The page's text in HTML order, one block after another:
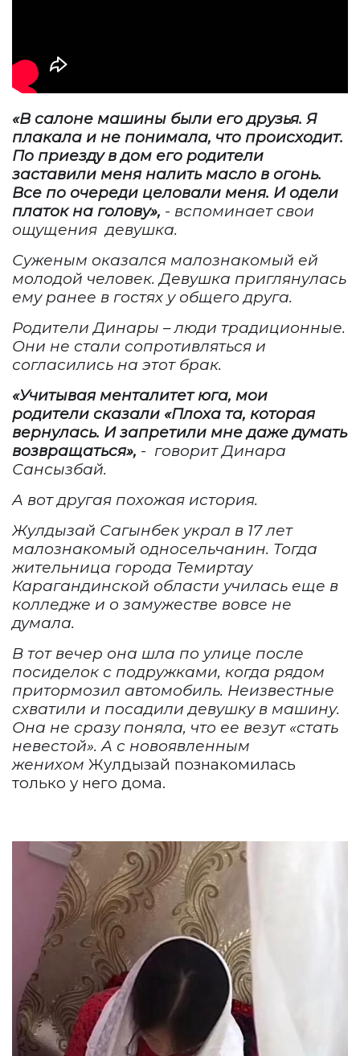
«В салоне машины были его друзья. Я
плакала и не понимала, что происходит.
По приезду в дом его родители
заставили меня налить масло в огонь.
Все по очереди целовали меня. И одели
платок на голову», - вспоминает свои
ощущения девушка.
Суженым оказался малознакомый ей
молодой человек. Девушка приглянулась
ему ранее в гостях у общего друга.
Родители Динары – люди традиционные.
Они не стали сопротивляться и
согласились на этот брак.
«Учитывая менталитет юга, мои
родители сказали «Плоха та, которая
вернулась. И запретили мне даже думать
возвращаться», - говорит Динара
Сансызбай.
А вот другая похожая история.
Жулдызай Сагынбек украл в 17 лет
малознакомый односельчанин. Тогда
жительница города Темиртау
Карагандинской области училась еще в
колледже и о замужестве вовсе не
думала.
В тот вечер она шла по улице после
посиделок с подружками, когда рядом
притормозил автомобиль. Неизвестные
схватили и посадили девушку в машину.
Она не сразу поняла, что ее везут «стать
невестой». А с новоявленным
женихом Жулдызай познакомилась
только у него дома.